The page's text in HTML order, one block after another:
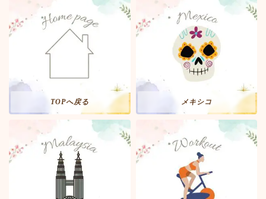
TOPへ戻る メキシコ